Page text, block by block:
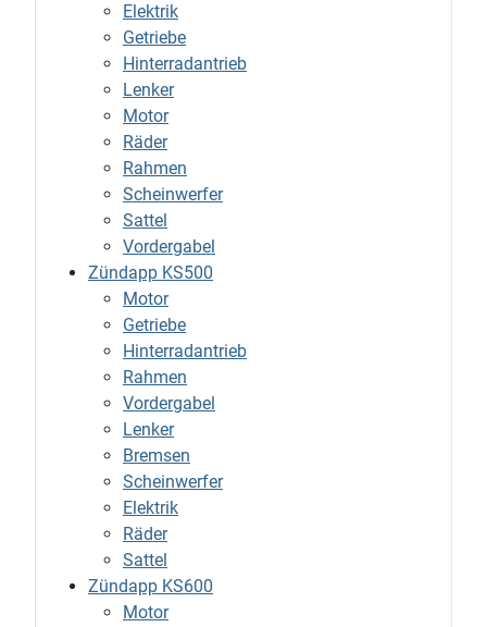
Elektrik
Getriebe
Hinterradantrieb
Lenker
Motor
Räder
Rahmen
Scheinwerfer
Sattel
Vordergabel
Zündapp KS500
Motor
Getriebe
Hinterradantrieb
Rahmen
Vordergabel
Lenker
Bremsen
Scheinwerfer
Elektrik
Räder
Sattel
Zündapp KS600
Motor